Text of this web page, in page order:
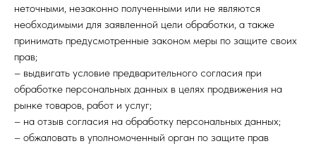
неточными, незаконно полученными или не являются
необходимыми для заявленной цели обработки, а также
принимать предусмотренные законом меры по защите своих
прав;
– выдвигать условие предварительного согласия при
обработке персональных данных в целях продвижения на
рынке товаров, работ и услуг;
– на отзыв согласия на обработку персональных данных;
– обжаловать в уполномоченный орган по защите прав